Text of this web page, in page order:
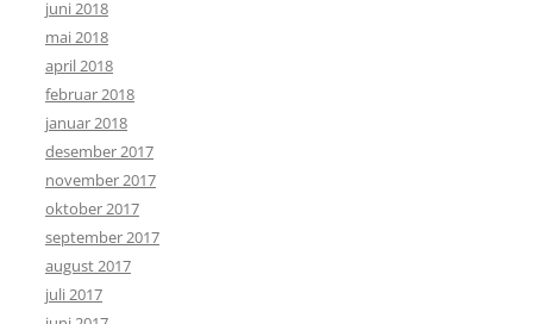
juni 2018
mai 2018
april 2018
februar 2018
januar 2018
desember 2017
november 2017
oktober 2017
september 2017
august 2017
juli 2017